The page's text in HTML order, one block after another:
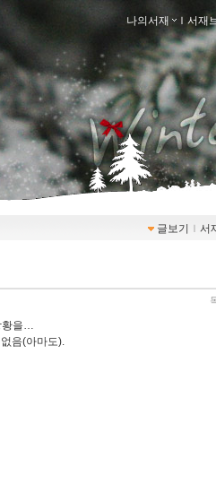
나의서재 ｌ 서재
글보기 ｌ 서
황을…
음(아마도).